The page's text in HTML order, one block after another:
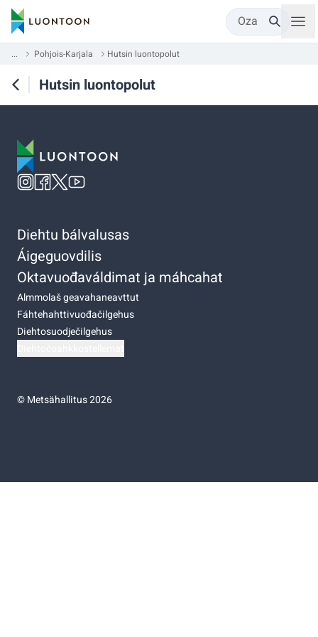
Oza
... Pohjois-Karjala Hutsin luontopolut
Hutsin luontopolut
Diehtu bálvalusas
Áigeguovdilis
Oktavuođaváldimat ja máhcahat
Almmolaš geavahaneavttut
Fáhtehahttivuođačilgehus
Diehtosuodječilgehus
©Metsähallitus 2026